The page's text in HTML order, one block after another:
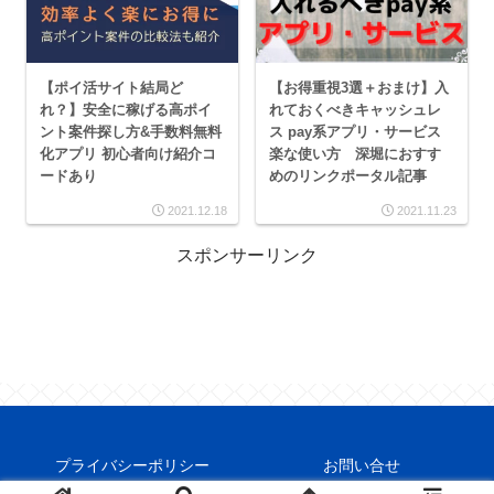
【ポイ活サイト結局ど
れ？】安全に稼げる高ポイ
ント案件探し方&手数料無料
化アプリ 初心者向け紹介コ
ードあり
2021.12.18
【お得重視3選＋おまけ】入
れておくべきキャッシュレ
ス pay系アプリ・サービス
楽な使い方 深堀におすす
めのリンクポータル記事
2021.11.23
スポンサーリンク
プライバシーポリシー お問い合せ